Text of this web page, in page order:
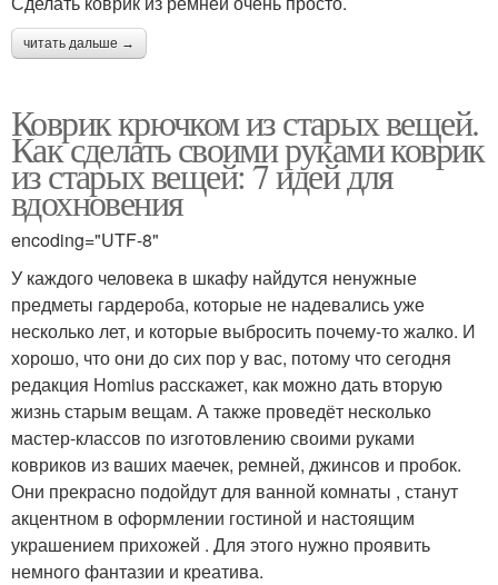
читать дальше →
Коврик крючком из старых вещей.
Как сделать своими руками коврик
из старых вещей: 7 идей для
вдохновения
encoding="UTF-8"
У каждого человека в шкафу найдутся ненужные
предметы гардероба, которые не надевались уже
несколько лет, и которые выбросить почему-то жалко. И
хорошо, что они до сих пор у вас, потому что сегодня
редакция Homius расскажет, как можно дать вторую
жизнь старым вещам. А также проведёт несколько
мастер-классов по изготовлению своими руками
ковриков из ваших маечек, ремней, джинсов и пробок.
Они прекрасно подойдут для ванной комнаты , станут
акцентном в оформлении гостиной и настоящим
украшением прихожей . Для этого нужно проявить
немного фантазии и креатива.